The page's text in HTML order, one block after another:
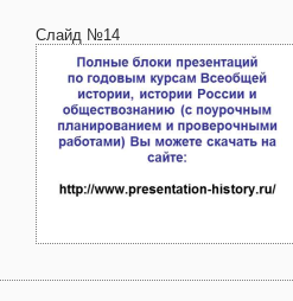
Слайд №14